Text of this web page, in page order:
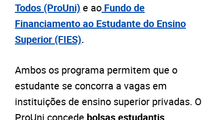
Todos (ProUni) e ao Fundo de
Financiamento ao Estudante do Ensino
Superior (FIES).
Ambos os programa permitem que o
estudante se concorra a vagas em
instituições de ensino superior privadas. O
ProUni concede bolsas estudantis